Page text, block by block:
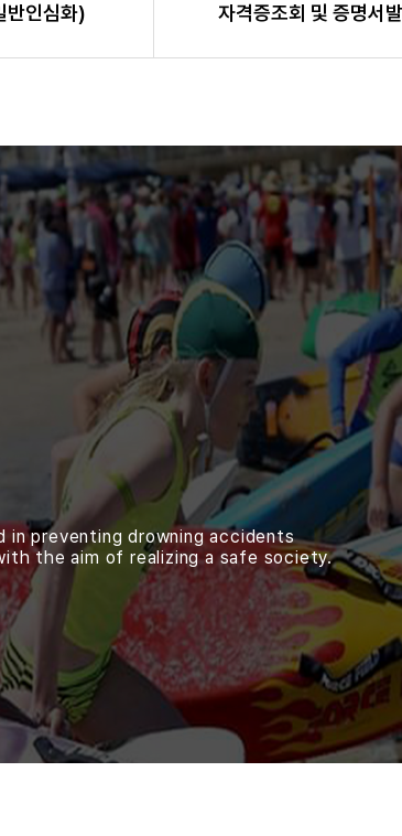
반인심화) 자격증조회 및 증명서
in preventing drowning accidents
the aim of realizing a safe society.